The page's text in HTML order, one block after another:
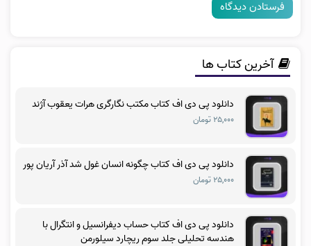
آخرین کتاب ها
دانلود پی دی اف کتاب مکتب نگارگری هرات یعقوب آژند
۲۵,۰۰۰ تومان
دانلود پی دی اف کتاب چگونه انسان غول شد آذر آریان پور
۲۵,۰۰۰ تومان
دانلود پی دی اف کتاب حساب دیفرانسیل و انتگرال با
هندسه تحلیلی جلد سوم ریچارد سیلورمن